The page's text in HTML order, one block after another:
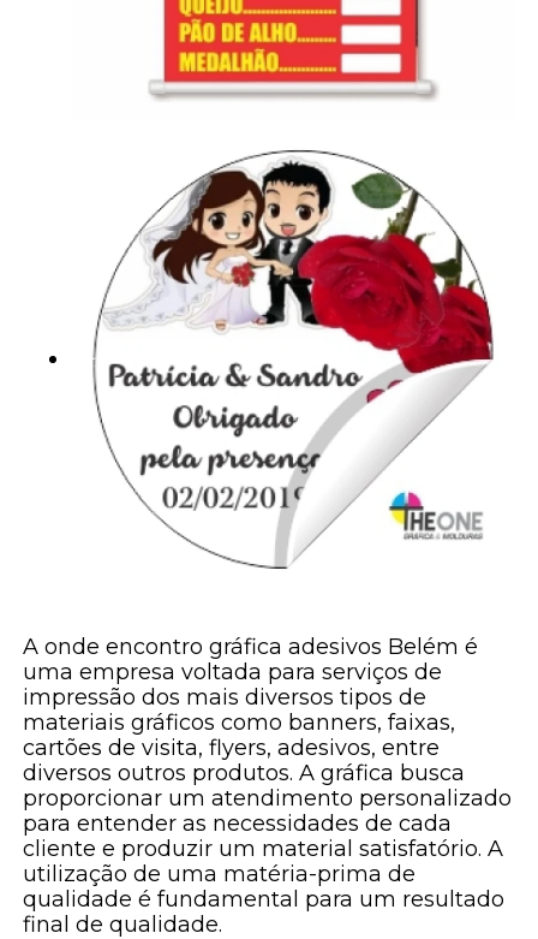
A onde encontro gráfica adesivos Belém é
uma empresa voltada para serviços de
impressão dos mais diversos tipos de
materiais gráficos como banners, faixas,
cartões de visita, flyers, adesivos, entre
diversos outros produtos. A gráfica busca
proporcionar um atendimento personalizado
para entender as necessidades de cada
cliente e produzir um material satisfatório. A
utilização de uma matéria-prima de
qualidade é fundamental para um resultado
final de qualidade.